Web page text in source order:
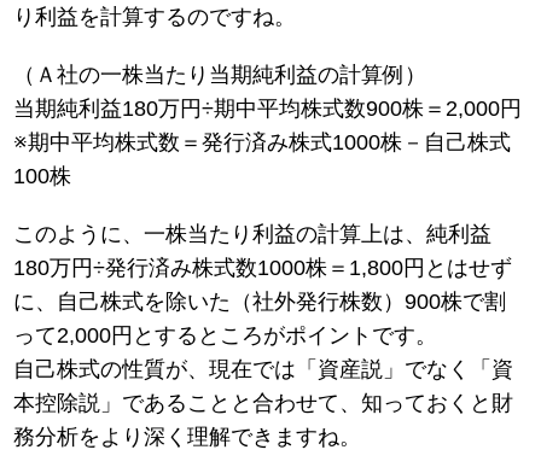
り利益を計算するのですね。
（Ａ社の一株当たり当期純利益の計算例）
当期純利益180万円÷期中平均株式数900株＝2,000円
※期中平均株式数＝発行済み株式1000株－自己株式
100株
このように、一株当たり利益の計算上は、純利益
180万円÷発行済み株式数1000株＝1,800円とはせず
に、自己株式を除いた（社外発行株数）900株で割
って2,000円とするところがポイントです。
自己株式の性質が、現在では「資産説」でなく「資
本控除説」であることと合わせて、知っておくと財
務分析をより深く理解できますね。